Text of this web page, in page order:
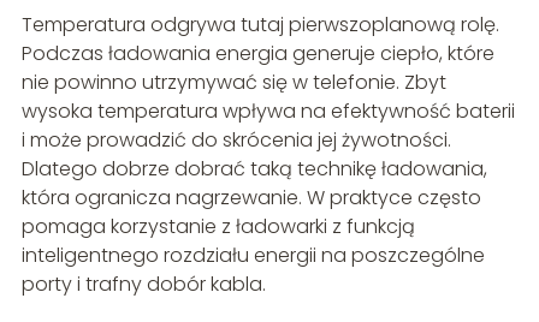
Temperatura odgrywa tutaj pierwszoplanową rolę.
Podczas ładowania energia generuje ciepło, które
nie powinno utrzymywać się w telefonie. Zbyt
wysoka temperatura wpływa na efektywność baterii
i może prowadzić do skrócenia jej żywotności.
Dlatego dobrze dobrać taką technikę ładowania,
która ogranicza nagrzewanie. W praktyce często
pomaga korzystanie z ładowarki z funkcją
inteligentnego rozdziału energii na poszczególne
porty i trafny dobór kabla.